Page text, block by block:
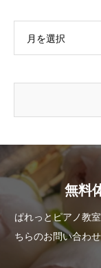
月を選択
無料
ぱれっとピアノ教
ちらのお問い合わ